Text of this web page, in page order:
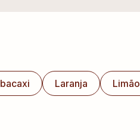
Laranja Limão